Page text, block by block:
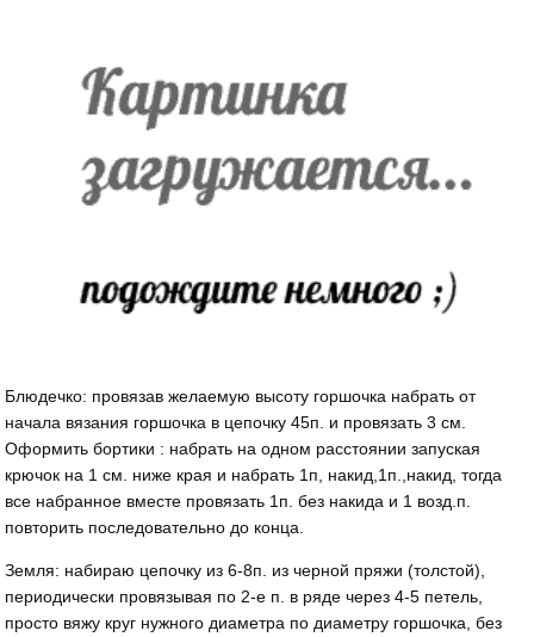
Блюдечко: провязав желаемую высоту горшочка набрать от
начала вязания горшочка в цепочку 45п. и провязать 3 см.
Оформить бортики : набрать на одном расстоянии запуская
крючок на 1 см. ниже края и набрать 1п, накид,1п.,накид, тогда
все набранное вместе провязать 1п. без накида и 1 возд.п.
повторить последовательно до конца.
Земля: набираю цепочку из 6-8п. из черной пряжи (толстой),
периодически провязывая по 2-е п. в ряде через 4-5 петель,
просто вяжу круг нужного диаметра по диаметру горшочка, без